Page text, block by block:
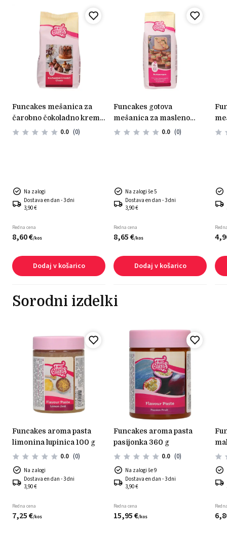
funcakes mešanica za
čarobno čokoladno kremo
– 450 g
0.0 (0)
Na zalogi
Dostava en dan - 3 dni
3,90 €
Redna cena
8,60€/kos
Dodaj v košarico
funcakes gotova
mešanica za masleno
kremo 1kg
0.0 (0)
Na zalogi še 5
Dostava en dan - 3 dni
3,90 €
Redna cena
8,65€/kos
Dodaj v košarico
funcakes gotova
4,
Sorodni izdelki
funcakes aroma pasta
limonina lupinica 100 g
0.0 (0)
Na zalogi
Dostava en dan - 3 dni
3,90 €
Redna cena
7,25€/kos
funcakes aroma pasta
pasijonka 360 g
0.0 (0)
Na zalogi še 9
Dostava en dan - 3 dni
3,90 €
Redna cena
15,95€/kos
funcakes aroma pasta
6,